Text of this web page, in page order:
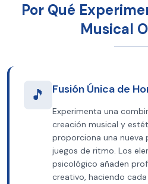
Por Qué
Musical
🎵 Fusión Única de
Experimenta una
creación musical y
proporciona una nueva
juegos de ritmo. Los
psicológico añaden
creativo, haciendo